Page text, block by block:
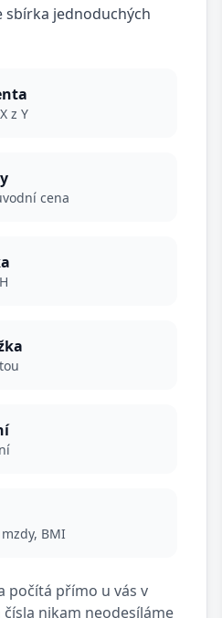
sbírka jednoduchých
z Y
cena
BMI
počítá přímo u vás v
nikam neodesíláme